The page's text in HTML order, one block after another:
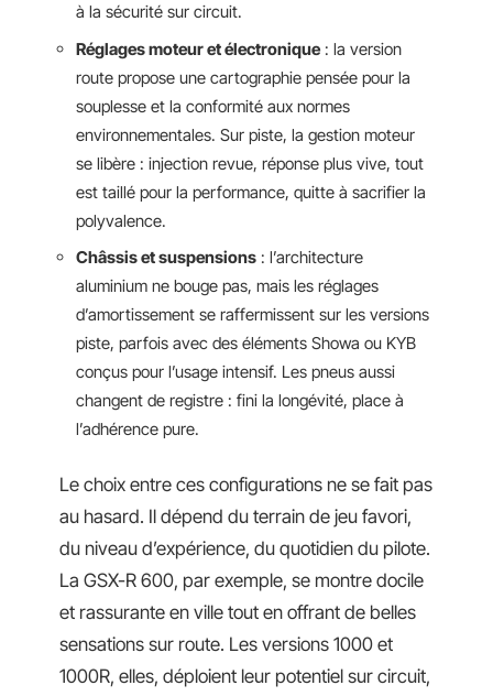
à la sécurité sur circuit.
Réglages moteur et électronique : la version
route propose une cartographie pensée pour la
souplesse et la conformité aux normes
environnementales. Sur piste, la gestion moteur
se libère : injection revue, réponse plus vive, tout
est taillé pour la performance, quitte à sacrifier la
polyvalence.
Châssis et suspensions : l’architecture
aluminium ne bouge pas, mais les réglages
d’amortissement se raffermissent sur les versions
piste, parfois avec des éléments Showa ou KYB
conçus pour l’usage intensif. Les pneus aussi
changent de registre : fini la longévité, place à
l’adhérence pure.
Le choix entre ces configurations ne se fait pas
au hasard. Il dépend du terrain de jeu favori,
du niveau d’expérience, du quotidien du pilote.
La GSX-R 600, par exemple, se montre docile
et rassurante en ville tout en offrant de belles
sensations sur route. Les versions 1000 et
1000R, elles, déploient leur potentiel sur circuit,